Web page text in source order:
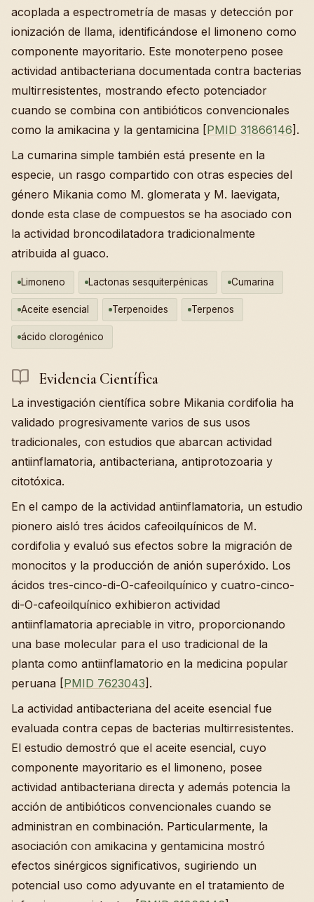
acoplada a espectrometría de masas y detección por
ionización de llama, identificándose el limoneno como
componente mayoritario. Este monoterpeno posee
actividad antibacteriana documentada contra bacterias
multirresistentes, mostrando efecto potenciador
cuando se combina con antibióticos convencionales
como la amikacina y la gentamicina [PMID 31866146].
La cumarina simple también está presente en la
especie, un rasgo compartido con otras especies del
género Mikania como M. glomerata y M. laevigata,
donde esta clase de compuestos se ha asociado con
la actividad broncodilatadora tradicionalmente
atribuida al guaco.
Limoneno Lactonas sesquiterpénicas Cumarina
Aceite esencial Terpenoides Terpenos
ácido clorogénico
Evidencia Científica
La investigación científica sobre Mikania cordifolia ha
validado progresivamente varios de sus usos
tradicionales, con estudios que abarcan actividad
antiinflamatoria, antibacteriana, antiprotozoaria y
citotóxica.
En el campo de la actividad antiinflamatoria, un estudio
pionero aisló tres ácidos cafeoilquínicos de M.
cordifolia y evaluó sus efectos sobre la migración de
monocitos y la producción de anión superóxido. Los
ácidos tres-cinco-di-O-cafeoilquínico y cuatro-cinco-
di-O-cafeoilquínico exhibieron actividad
antiinflamatoria apreciable in vitro, proporcionando
una base molecular para el uso tradicional de la
planta como antiinflamatorio en la medicina popular
peruana [PMID 7623043].
La actividad antibacteriana del aceite esencial fue
evaluada contra cepas de bacterias multirresistentes.
El estudio demostró que el aceite esencial, cuyo
componente mayoritario es el limoneno, posee
actividad antibacteriana directa y además potencia la
acción de antibióticos convencionales cuando se
administran en combinación. Particularmente, la
asociación con amikacina y gentamicina mostró
efectos sinérgicos significativos, sugiriendo un
potencial uso como adyuvante en el tratamiento de